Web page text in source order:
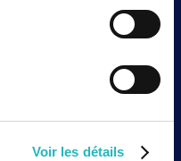
Voir les détails